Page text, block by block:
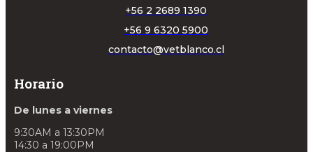
+56 2 2689 1390
+56 9 6320 5900
contacto@vetblanco.cl
Horario
De lunes a viernes
9:30AM a 13:30PM
14:30 a 19:00PM